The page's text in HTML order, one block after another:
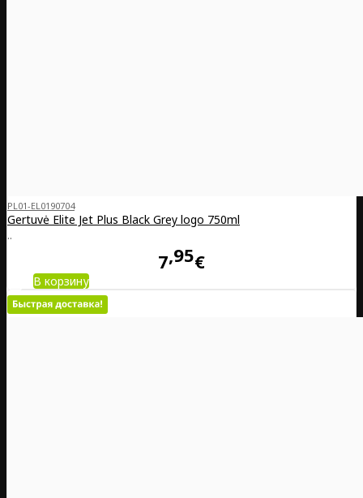
PL01-EL0190704
Gertuvė Elite Jet Plus Black Grey logo 750ml
..
7 95€
В корзину